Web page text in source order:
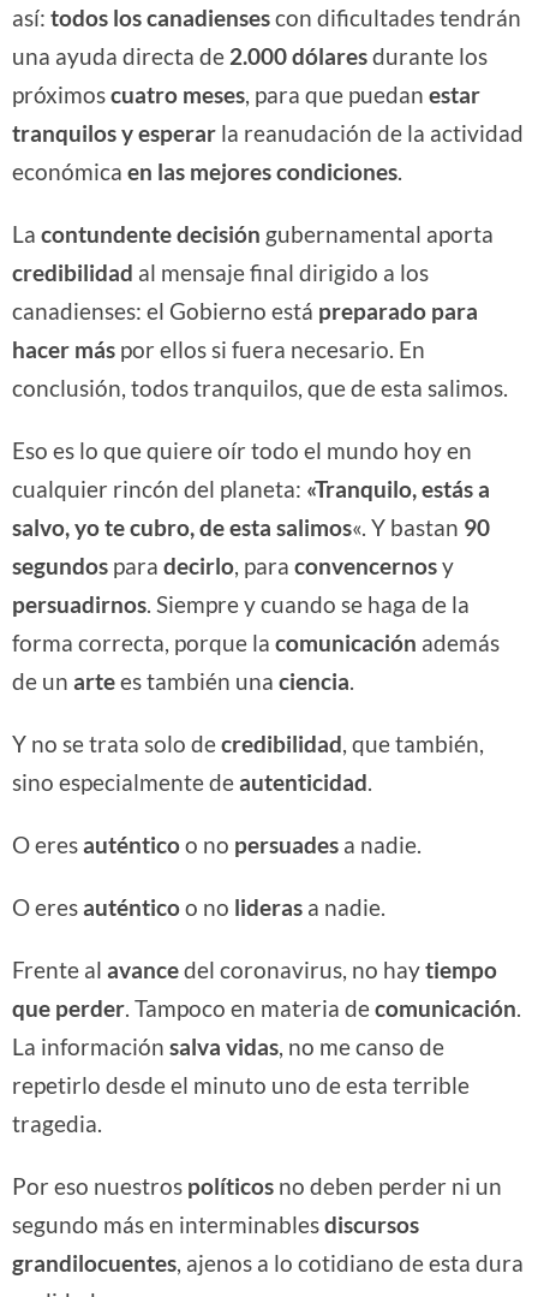
así: todos los canadiensescon dificultades tendrán
una ayuda directa de 2.000 dólaresdurante los
próximoscuatro meses , para que puedan estar
tranquilos y esperar la reanudación de la actividad
económica en las mejores condiciones
La contundente decisión gubernamental aporta
credibilidad al mensaje final dirigido a los
canadienses: el Gobierno está preparado para
hacer más por ellos si fuera necesario. En
conclusión, todos tranquilos, que de esta salimos.
Eso es lo que quiere oír todo el mundo hoy en
cualquier rincón del planeta: «Tranquilo, estás a
salvo, yo te cubro, de esta salimos«. Y bastan 90
segundos para decirlo , para convencernosy
persuadirnos . Siempre y cuando se haga de la
forma correcta, porque la comunicación además
de un artees también una ciencia
Y no se trata solo decredibilidad , que también,
sino especialmente deautenticidad
O eresauténticoo no persuades a nadie.
O eresauténticoo no lideras a nadie.
Frente al avancedel coronavirus, no haytiempo
que perder . Tampoco en materia decomunicación
La información salva vidas , no me canso de
repetirlo desde el minuto uno de esta terrible
tragedia.
Por eso nuestros políticos no deben perder ni un
segundo más en interminablesdiscursos
grandilocuentes , ajenos a lo cotidiano de esta dura